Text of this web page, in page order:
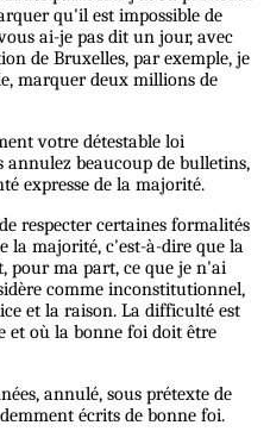
qu'il est impossible de
ai-je pas dit un jour, avec
de Bruxelles, par exemple, je
marquer deux millions de
votre détestable loi
annulez beaucoup de bulletins,
expresse de la majorité.
respecter certaines formalités
la majorité, c'est-à-dire que la
pour ma part, ce que je n'ai
comme inconstitutionnel,
et la raison. La difficulté est
et où la bonne foi doit être
annulé, sous prétexte de
écrits de bonne foi.